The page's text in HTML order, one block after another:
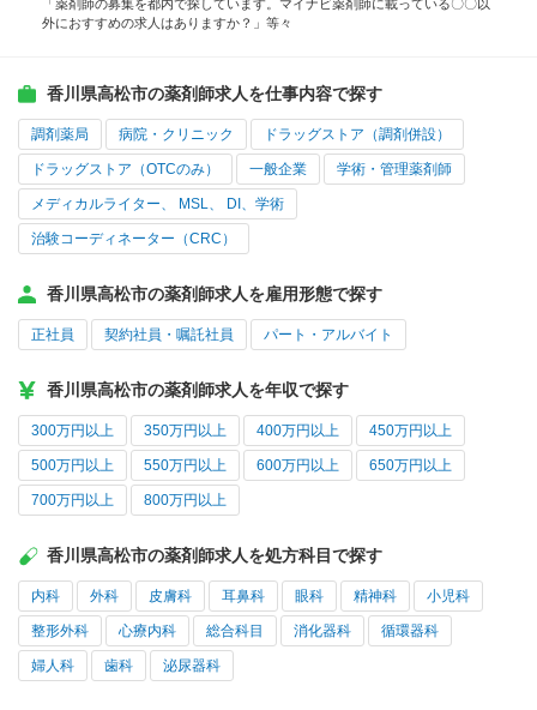
「薬剤師の募集を都内で探しています。マイナビ薬剤師に載っている〇〇以
外におすすめの求人はありますか？」等々
香川県高松市の薬剤師求人を仕事内容で探す
調剤薬局 病院・クリニック ドラッグストア（調剤併設）
ドラッグストア（OTCのみ） 一般企業 学術・管理薬剤師
メディカルライター、 MSL、 DI、学術
治験コーディネーター（CRC）
香川県高松市の薬剤師求人を雇用形態で探す
正社員 契約社員・嘱託社員 パート・アルバイト
香川県高松市の薬剤師求人を年収で探す
300万円以上 350万円以上 400万円以上 450万円以上
500万円以上 550万円以上 600万円以上 650万円以上
700万円以上 800万円以上
香川県高松市の薬剤師求人を処方科目で探す
内科 外科 皮膚科 耳鼻科 眼科 精神科 小児科
整形外科 心療内科 総合科目 消化器科 循環器科
婦人科 歯科 泌尿器科